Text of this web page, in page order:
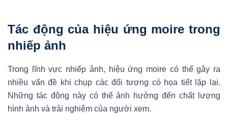
Tác động của hiệu ứng moire trong
nhiếp ảnh
Trong lĩnh vực nhiếp ảnh, hiệu ứng moire có thể gây ra
nhiều vấn đề khi chụp các đối tượng có họa tiết lặp lại.
Những tác động này có thể ảnh hưởng đến chất lượng
hình ảnh và trải nghiệm của người xem.